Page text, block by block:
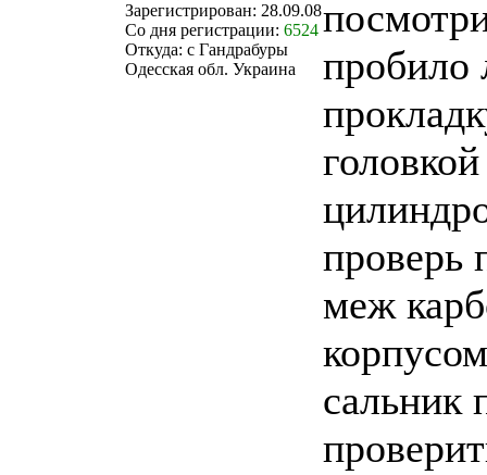
Зарегистрирован: 28.09.08
Со дня регистрации: 6524
Откуда: с Гандрабуры
Одесская обл. Украина
пробило
проверь
меж
сальник